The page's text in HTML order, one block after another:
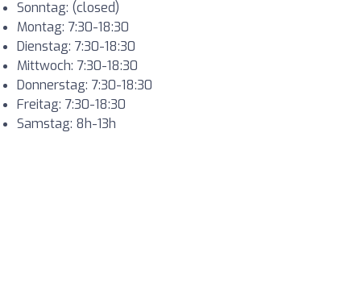
Sonntag: (closed)
Montag: 7:30-18:30
Dienstag: 7:30-18:30
Mittwoch: 7:30-18:30
Donnerstag: 7:30-18:30
Freitag: 7:30-18:30
Samstag: 8h-13h